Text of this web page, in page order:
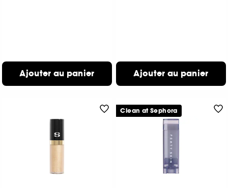
Ajouter au panier Ajouter au panier
Clean at Sephora